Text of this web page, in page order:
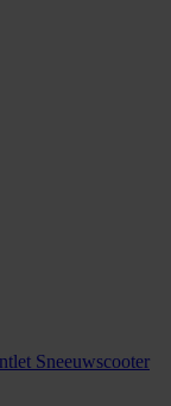
Sneeuwscooter